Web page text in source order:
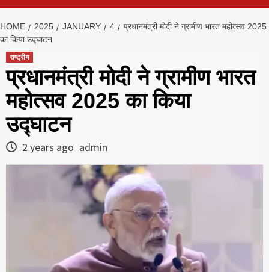
HOME 2025 JANUARY 4
प्रधानमंत्री मोदी ने ग्रामीण भारत महोत्सव 2025
का किया उद्घाटन
राष्ट्रीय
प्रधानमंत्री मोदी ने ग्रामीण भारत
महोत्सव 2025 का किया
उद्घाटन
2 years ago admin